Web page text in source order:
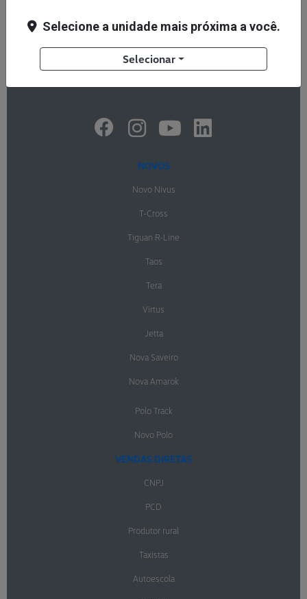
JJM AUTOMÓVEIS E SERVIÇOS LTDA
NOVOS
Novo Nivus
T-Cross
Tiguan R-Line
Taos
Tera
Virtus
Jetta
Nova Saveiro
Nova Amarok
Polo Track
Novo Polo
VENDAS DIRETAS
CNPJ
PCD
Produtor rural
Taxistas
Autoescola
Selecione a unidade mais próxima a você.
Selecionar